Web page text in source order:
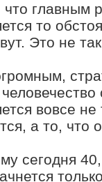
что главным
то
Это не
вовсе
а то, что
сегодня